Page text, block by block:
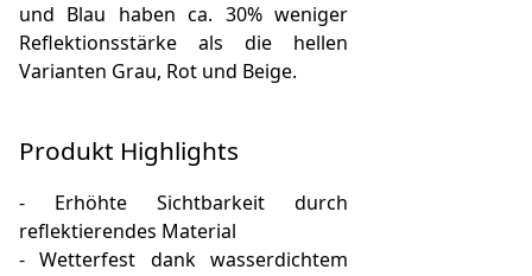
und Blau haben ca. 30% weniger
Reflektionsstärke als die hellen
Varianten Grau, Rot und Beige.
Produkt Highlights
- Erhöhte Sichtbarkeit durch
reflektierendes Material
- Wetterfest dank wasserdichtem